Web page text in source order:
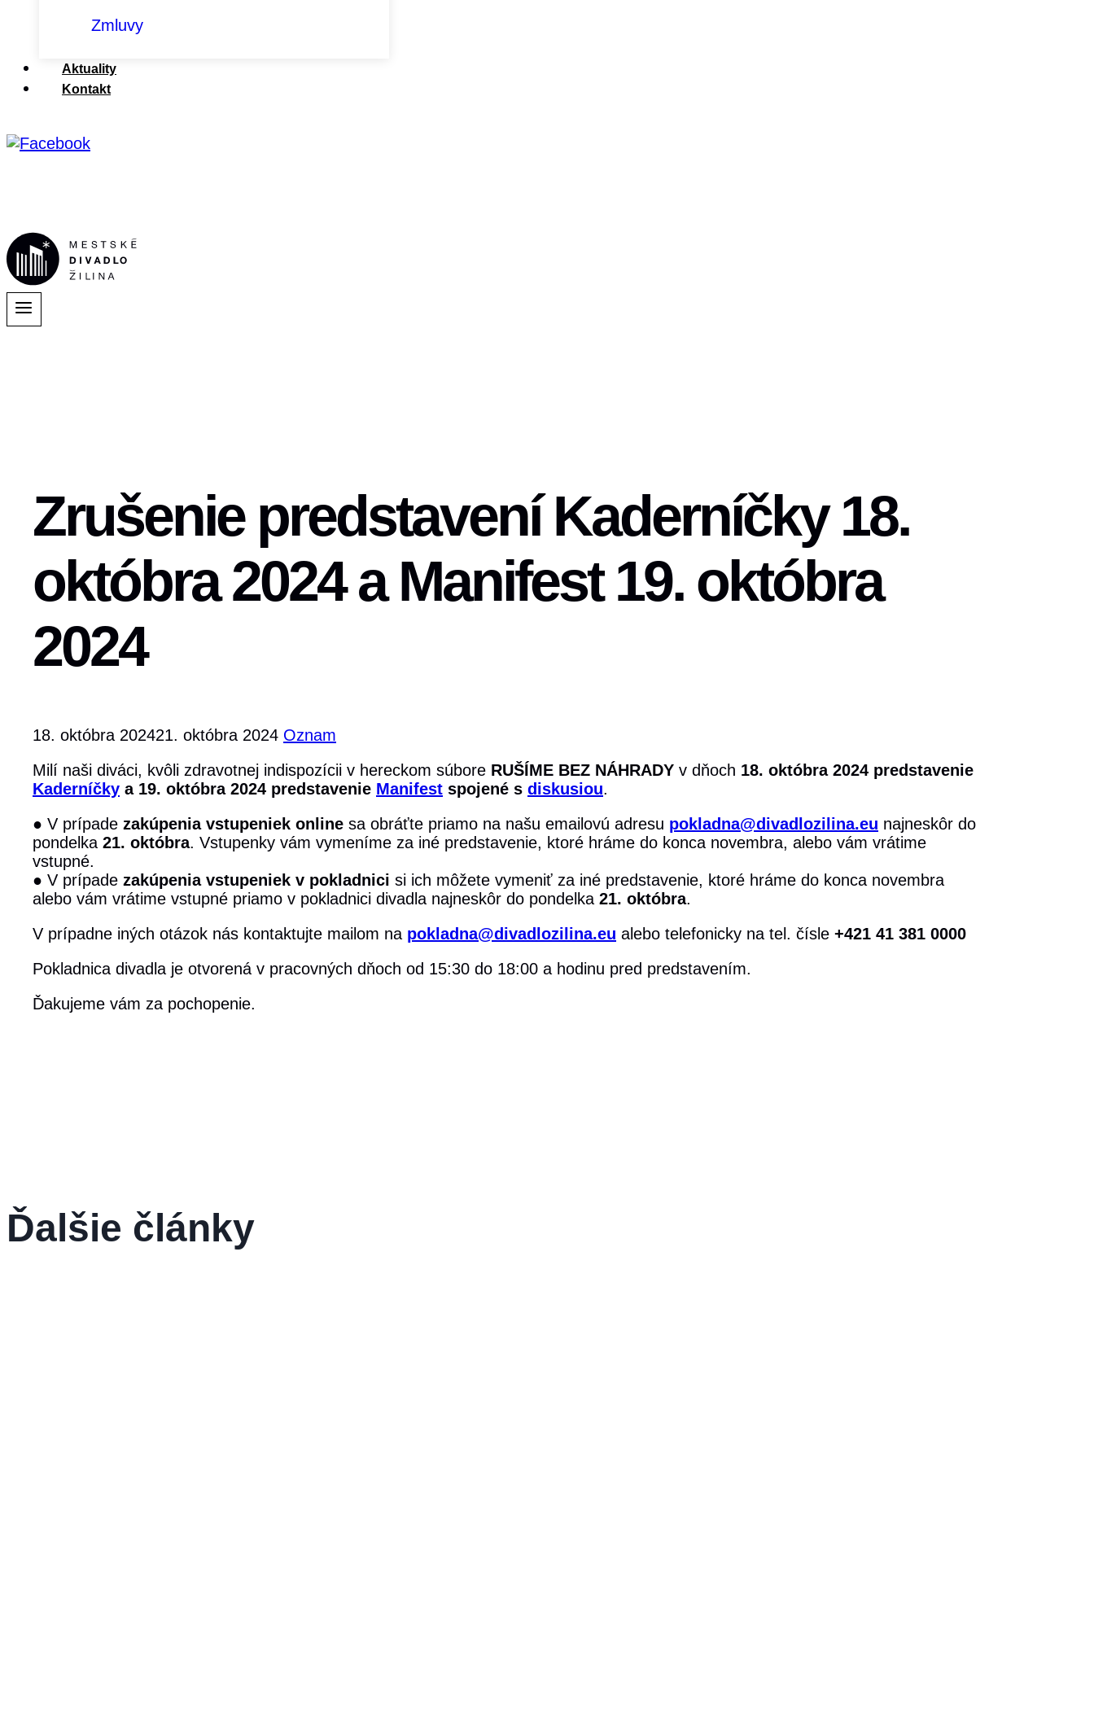
Zmluvy
Aktuality
Kontakt
Zrušenie predstavení Kaderníčky 18.
októbra 2024 a Manifest 19. októbra
2024
18. októbra 202421. októbra 2024 Oznam
Milí naši diváci, kvôli zdravotnej indispozícii v hereckom súbore RUŠÍME BEZ NÁHRADY v dňoch 18. októbra 2024 predstavenie
Kaderníčky a 19. októbra 2024 predstavenie Manifest spojené s diskusiou.
● V prípade zakúpenia vstupeniek online sa obráťte priamo na našu emailovú adresu pokladna@divadlozilina.eu najneskôr do
pondelka 21. októbra. Vstupenky vám vymeníme za iné predstavenie, ktoré hráme do konca novembra, alebo vám vrátime
vstupné.
● V prípade zakúpenia vstupeniek v pokladnici si ich môžete vymeniť za iné predstavenie, ktoré hráme do konca novembra
alebo vám vrátime vstupné priamo v pokladnici divadla najneskôr do pondelka 21. októbra.
V prípadne iných otázok nás kontaktujte mailom na pokladna@divadlozilina.eu alebo telefonicky na tel. čísle +421 41 381 0000
Pokladnica divadla je otvorená v pracovných dňoch od 15:30 do 18:00 a hodinu pred predstavením.
Ďakujeme vám za pochopenie.
Ďalšie články